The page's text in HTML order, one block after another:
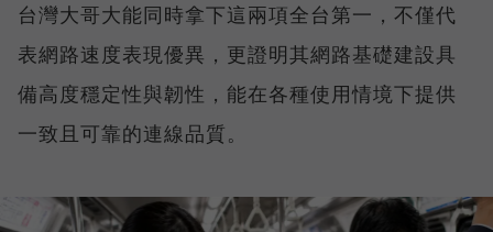
台灣大哥大能同時拿下這兩項全台第一，不僅代
表網路速度表現優異，更證明其網路基礎建設具
備高度穩定性與韌性，能在各種使用情境下提供
一致且可靠的連線品質。